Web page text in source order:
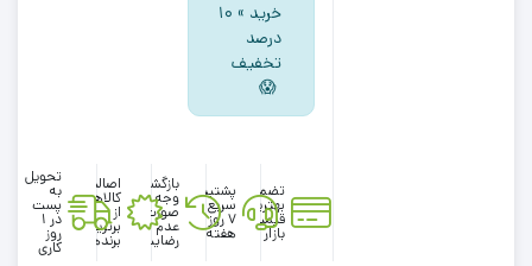
خرید » ۱۰
درصد
تخفیف
😱
تضمین
بهترین
قیمت
بازار
پشتیبانی
سریع در
۷ روز
هفته
بازگشت
وجه در
صورت
عدم
رضایت
اصالت
کالاها
از
برترین
برندها
تحویل
به
پست
در 1
روز
کاری